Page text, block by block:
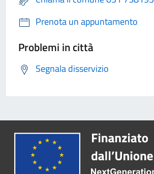
Prenota un appuntamento
Problemi in città
Segnala disservizio